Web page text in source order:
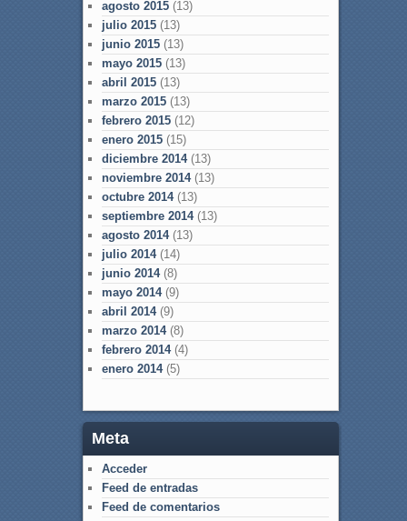
agosto 2015(13)
julio 2015(13)
junio 2015(13)
mayo 2015(13)
abril 2015(13)
marzo 2015(13)
febrero 2015(12)
enero 2015(15)
diciembre 2014(13)
noviembre 2014(13)
octubre 2014(13)
septiembre 2014(13)
agosto 2014(13)
julio 2014(14)
junio 2014(8)
mayo 2014(9)
abril 2014(9)
marzo 2014(8)
febrero 2014(4)
enero 2014(5)
Meta
Acceder
Feed de entradas
Feed de comentarios